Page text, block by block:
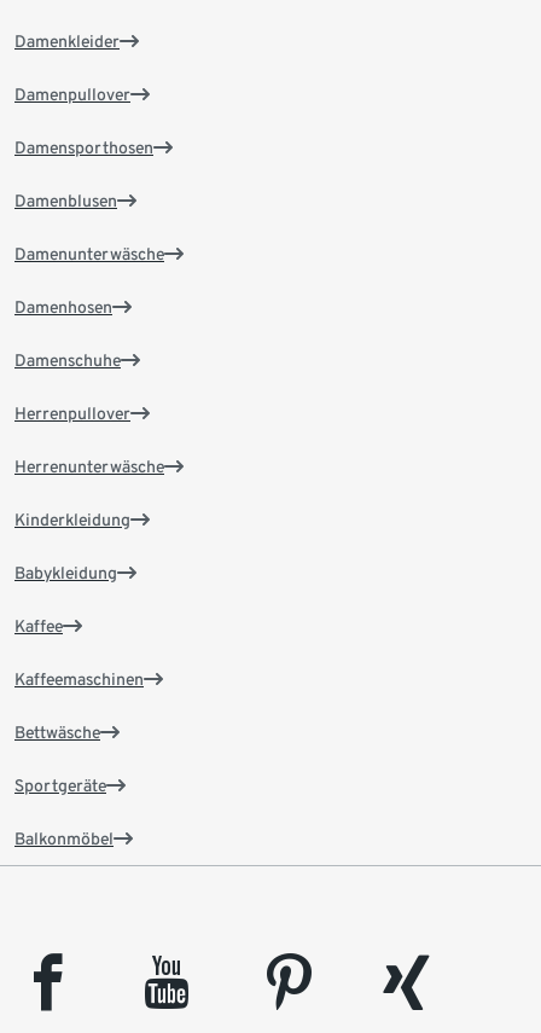
Damenkleider
Damenpullover
Damensporthosen
Damenblusen
Damenunterwäsche
Damenhosen
Damenschuhe
Herrenpullover
Herrenunterwäsche
Kinderkleidung
Babykleidung
Kaffee
Kaffeemaschinen
Bettwäsche
Sportgeräte
Balkonmöbel
facebook youtube pinterest
xing